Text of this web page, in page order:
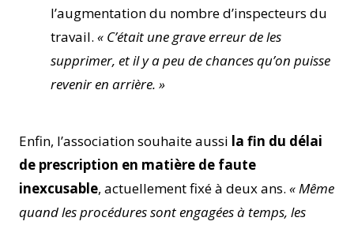
l’augmentation du nombre d’inspecteurs du
travail. « C’était une grave erreur de les
supprimer, et il y a peu de chances qu’on puisse
revenir en arrière. »
Enfin, l’association souhaite aussi la fin du délai
de prescription en matière de faute
inexcusable, actuellement fixé à deux ans. « Même
quand les procédures sont engagées à temps, les